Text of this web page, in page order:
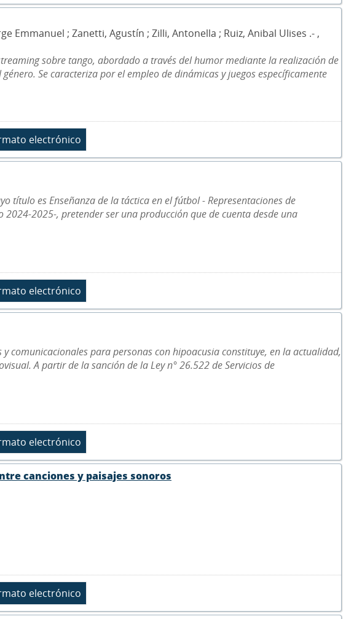
Emmanuel ; Zanetti, Agustín ; Zilli, Antonella ; Ruiz, Anibal Ulises .- ,
sobre tango, abordado a través del humor mediante la realización de
Se caracteriza por el empleo de dinámicas y juegos específicamente
título es Enseñanza de la táctica en el fútbol - Representaciones de
2025-, pretender ser una producción que de cuenta desde una
comunicacionales para personas con hipoacusia constituye, en la actualidad,
A partir de la sanción de la Ley n° 26.522 de Servicios de
canciones y paisajes sonoros